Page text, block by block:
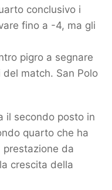
conclusivo i
fino a -4, ma gli
pigro a segnare
match. San Polo
il secondo posto in
quarto che ha
prestazione da
crescita della